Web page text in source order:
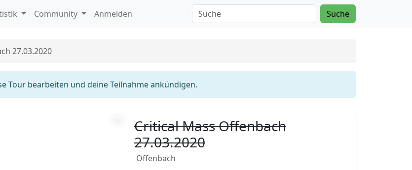
Community Anmelden Suche
27.03.2020
Tour bearbeiten und deine Teilnahme ankündigen.
Critical Mass Offenbach
27.03.2020
Offenbach